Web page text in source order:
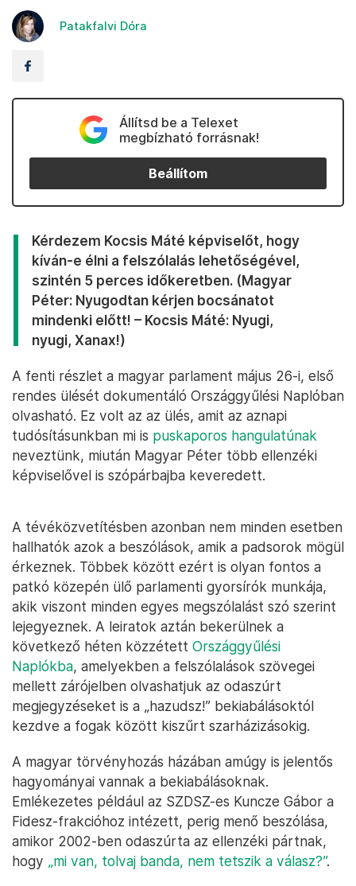
Patakfalvi Dóra
Állítsd be a Telexet
megbízható forrásnak!
Beállítom
Kérdezem Kocsis Máté képviselőt, hogy
kíván-e élni a felszólalás lehetőségével,
szintén 5 perces időkeretben. (Magyar
Péter: Nyugodtan kérjen bocsánatot
mindenki előtt! – Kocsis Máté: Nyugi,
nyugi, Xanax!)
A fenti részlet a magyar parlament május 26-i, első
rendes ülését dokumentáló Országgyűlési Naplóban
olvasható. Ez volt az az ülés, amit az aznapi
tudósításunkban mi is puskaporos hangulatúnak
neveztünk, miután Magyar Péter több ellenzéki
képviselővel is szópárbajba keveredett.
A tévéközvetítésben azonban nem minden esetben
hallhatók azok a beszólások, amik a padsorok mögül
érkeznek. Többek között ezért is olyan fontos a
patkó közepén ülő parlamenti gyorsírók munkája,
akik viszont minden egyes megszólalást szó szerint
lejegyeznek. A leiratok aztán bekerülnek a
következő héten közzétett Országgyűlési
Naplókba, amelyekben a felszólalások szövegei
mellett zárójelben olvashatjuk az odaszúrt
megjegyzéseket is a „hazudsz!” bekiabálásoktól
kezdve a fogak között kiszűrt szarházizásokig.
A magyar törvényhozás házában amúgy is jelentős
hagyományai vannak a bekiabálásoknak.
Emlékezetes például az SZDSZ-es Kuncze Gábor a
Fidesz-frakcióhoz intézett, perig menő beszólása,
amikor 2002-ben odaszúrta az ellenzéki pártnak,
hogy „mi van, tolvaj banda, nem tetszik a válasz?”.